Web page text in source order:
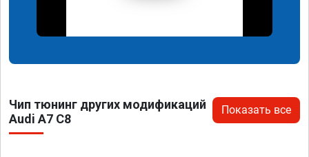
Чип тюнинг других модификаций
Audi A7 C8
Показать все